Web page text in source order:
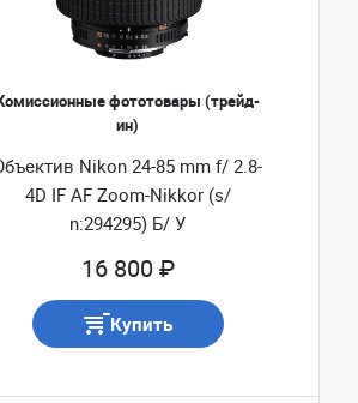
фототовары (трейд-
ин)
Nikon 24-85 mm f/ 2.8-
4D IF AF Zoom-Nikkor (s/
n:294295) Б/ У
16 800 ₽
Купить